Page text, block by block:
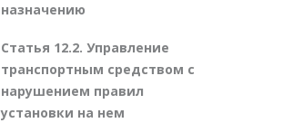
назначению
Статья 12.2. Управление
транспортным средством с
нарушением правил
установки на нем